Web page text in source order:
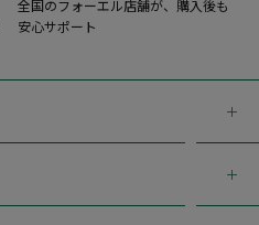
全国のフォーエル店舗が、購入後も
安心サポート